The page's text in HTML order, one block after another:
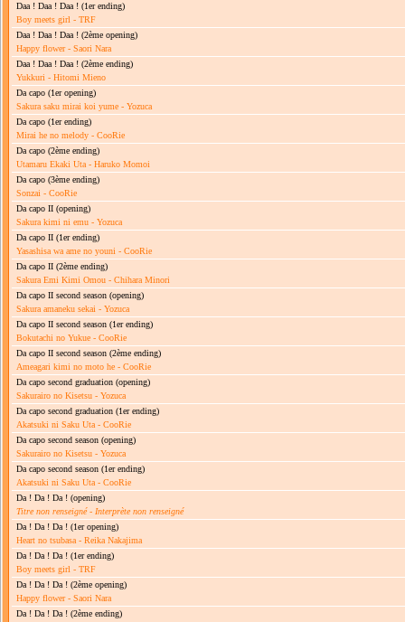
Daa ! Daa ! Daa ! (1er ending)
Boy meets girl - TRF
Daa ! Daa ! Daa ! (2ème opening)
Happy flower - Saori Nara
Daa ! Daa ! Daa ! (2ème ending)
Yukkuri - Hitomi Mieno
Da capo (1er opening)
Sakura saku mirai koi yume - Yozuca
Da capo (1er ending)
Mirai he no melody - CooRie
Da capo (2ème ending)
Utamaru Ekaki Uta - Haruko Momoi
Da capo (3ème ending)
Sonzai - CooRie
Da capo II (opening)
Sakura kimi ni emu - Yozuca
Da capo II (1er ending)
Yasashisa wa ame no youni - CooRie
Da capo II (2ème ending)
Sakura Emi Kimi Omou - Chihara Minori
Da capo II second season (opening)
Sakura amaneku sekai - Yozuca
Da capo II second season (1er ending)
Bokutachi no Yukue - CooRie
Da capo II second season (2ème ending)
Ameagari kimi no moto he - CooRie
Da capo second graduation (opening)
Sakurairo no Kisetsu - Yozuca
Da capo second graduation (1er ending)
Akatsuki ni Saku Uta - CooRie
Da capo second season (opening)
Sakurairo no Kisetsu - Yozuca
Da capo second season (1er ending)
Akatsuki ni Saku Uta - CooRie
Da ! Da ! Da ! (opening)
Titre non renseigné- Interprète non renseigné
Da ! Da ! Da ! (1er opening)
Heart no tsubasa - Reika Nakajima
Da ! Da ! Da ! (1er ending)
Boy meets girl - TRF
Da ! Da ! Da ! (2ème opening)
Happy flower - Saori Nara
Da ! Da ! Da ! (2ème ending)